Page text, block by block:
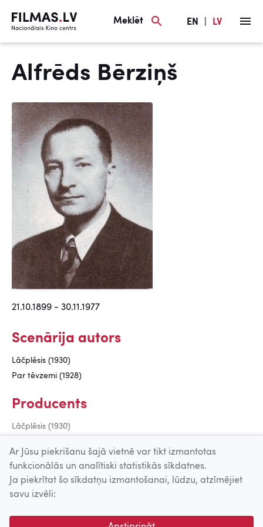
Meklēt EN LV
Alfrēds Bērziņš
21.10.1899 - 30.11.1977
Scenārija autors
Lāčplēsis (1930)
Par tēvzemi (1928)
Producents
Lāčplēsis (1930)
Uz augšu
© 2026 Nacionālais Kino centrs, Kultūras informācijas sistēmu
Ar Jūsu piekrišanu šajā vietnē var tikt izmantotas
funkcionālās un analītiski statistikās sīkdatnes.
Ja piekrītat šo sīkdatņu izmantošanai, lūdzu, atzīmējiet
savu izvēli: